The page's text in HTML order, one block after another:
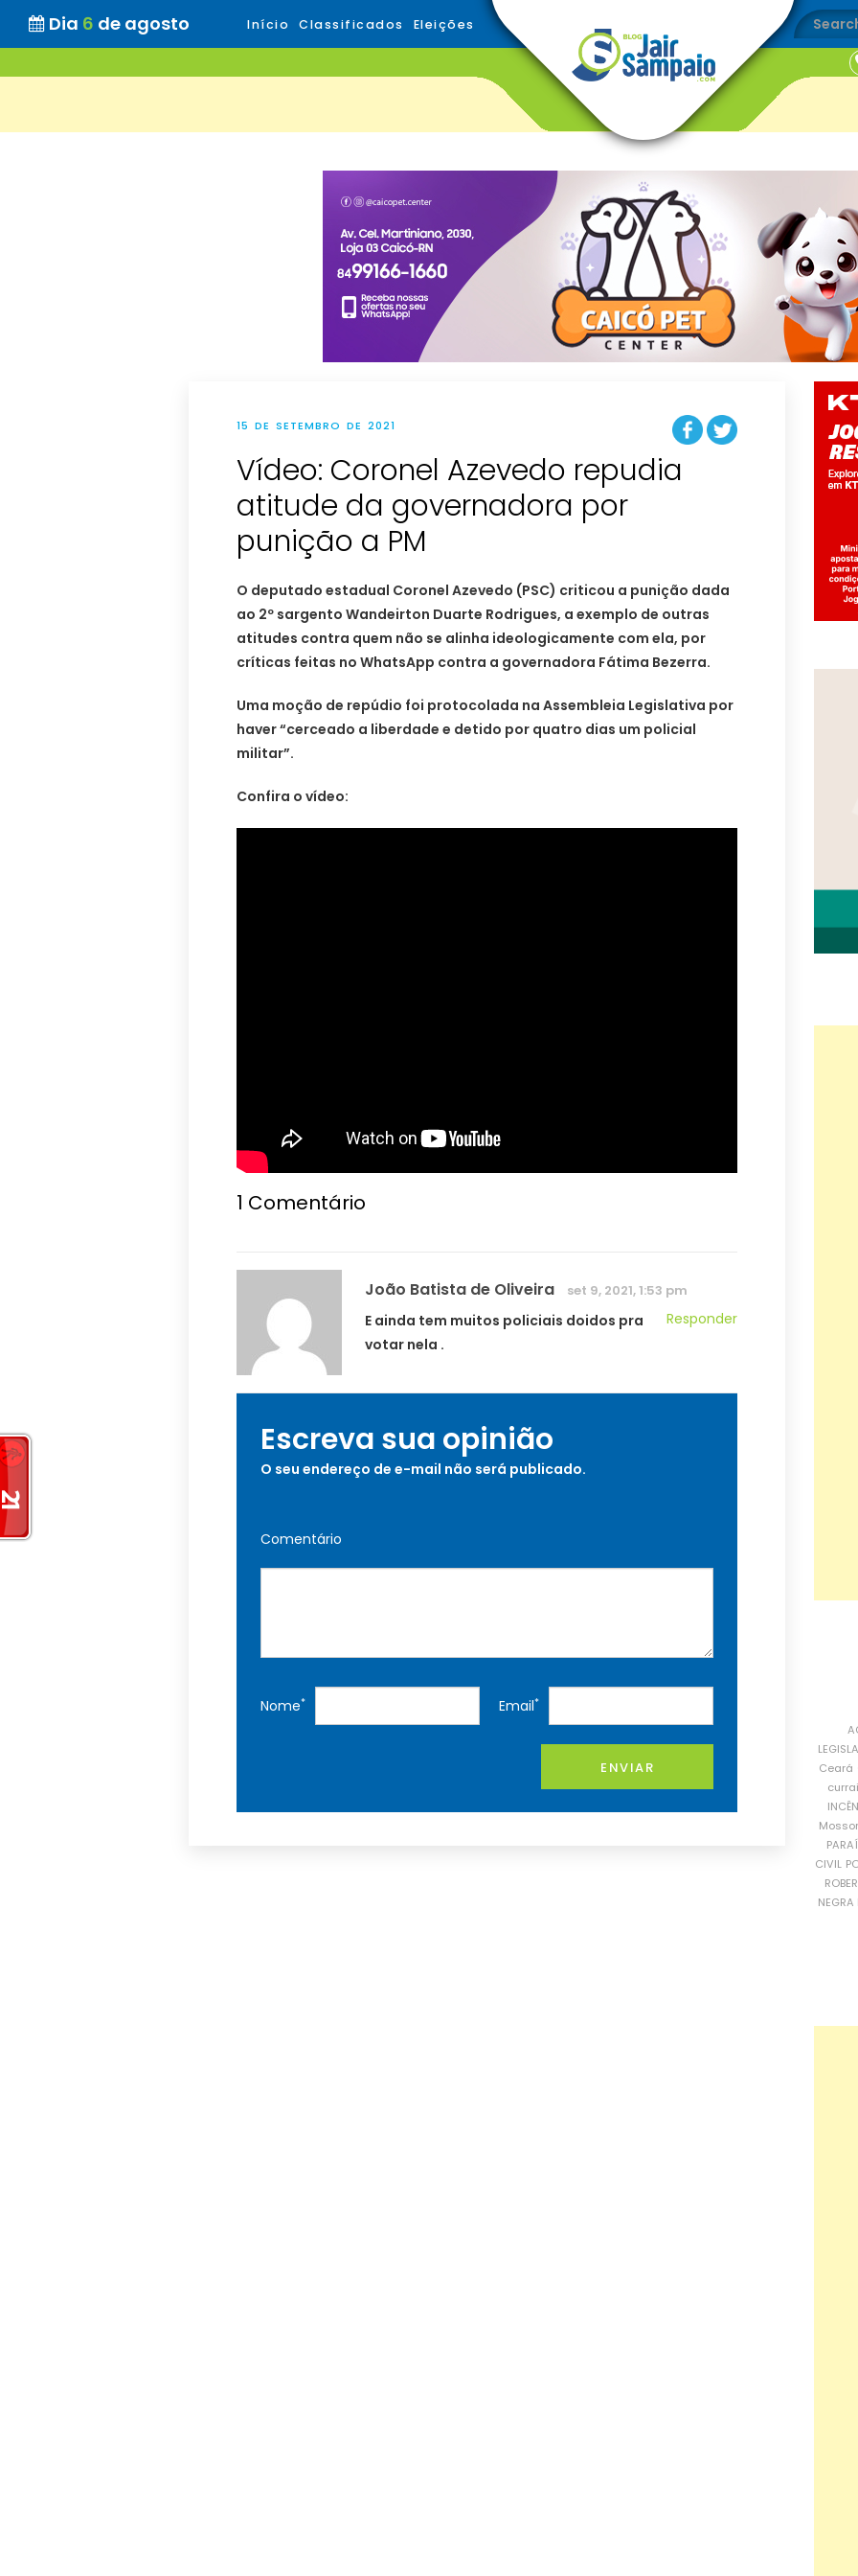
Dia 6 de agosto Início Classificados Eleições
15 DE SETEMBRO DE 2021
Vídeo: Coronel Azevedo repudia
atitude da governadora por
punição a PM
O deputado estadual Coronel Azevedo (PSC) criticou a punição dada
ao 2º sargento Wandeirton Duarte Rodrigues, a exemplo de outras
atitudes contra quem não se alinha ideologicamente com ela, por
críticas feitas no WhatsApp contra a governadora Fátima Bezerra.
Uma moção de repúdio foi protocolada na Assembleia Legislativa por
haver “cerceado a liberdade e detido por quatro dias um policial
militar”.
Confira o vídeo:
1 Comentário
João Batista de Oliveira set 9, 2021, 1:53 pm
Responder
E ainda tem muitos policiais doidos pra
votar nela .
Escreva sua opinião
O seu endereço de e-mail não será publicado.
Comentário
Nome* Email*
ENVIAR
Ceará
CIVIL
NEGRA